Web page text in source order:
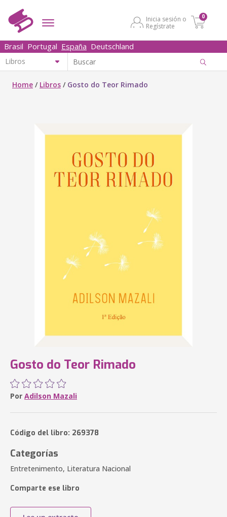
Inicia sesión o
Regístrate
0
Brasil Portugal España Deutschland
Home / Libros / Gosto do Teor Rimado
Gosto do Teor Rimado
Por Adilson Mazali
Código del libro: 269378
Categorías
Entretenimento, Literatura Nacional
Comparte ese libro